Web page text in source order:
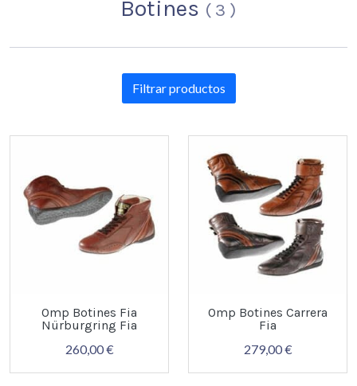
Botines ( 3 )
Filtrar productos
Omp Botines Fia
Nürburgring Fia
260,00 €
Omp Botines Carrera
Fia
279,00 €